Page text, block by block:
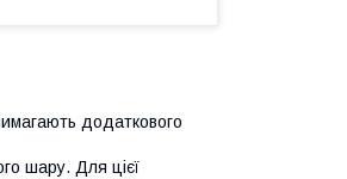
додаткового
шару. Для цієї